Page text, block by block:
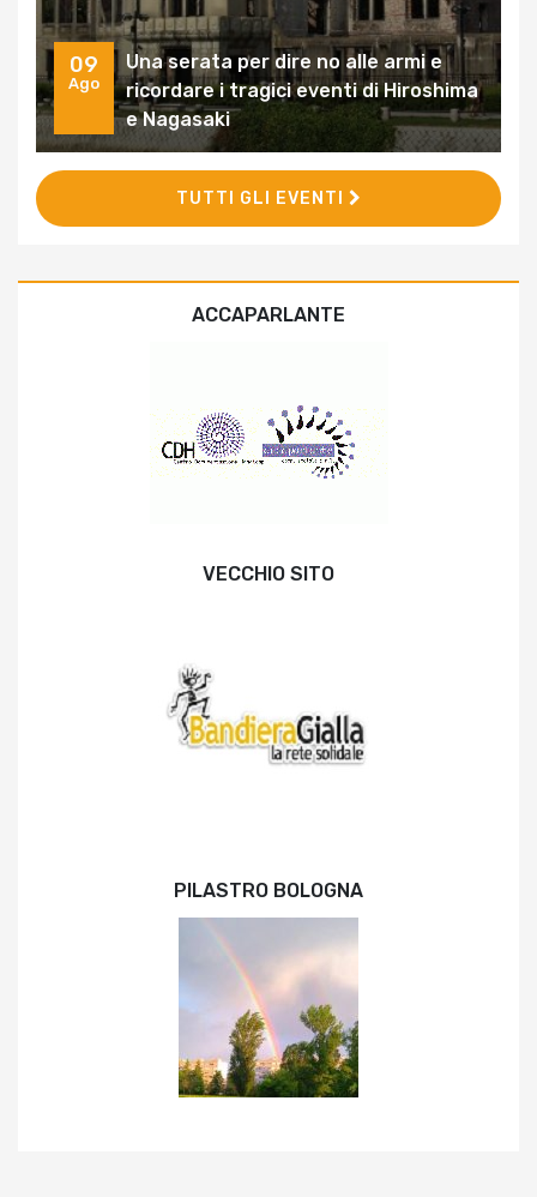
09
Ago
Una serata per dire no alle armi e
ricordare i tragici eventi di Hiroshima
e Nagasaki
TUTTI GLI EVENTI
ACCAPARLANTE
VECCHIO SITO
PILASTRO BOLOGNA